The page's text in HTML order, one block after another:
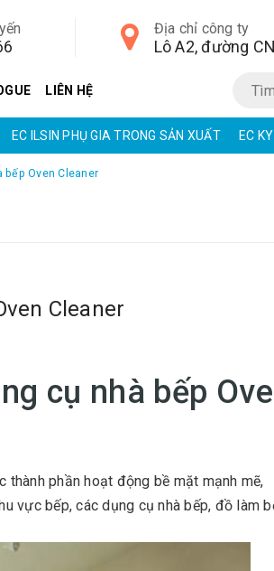
Địa chỉ công ty
LIÊN HỆ
EC ILSIN PHỤ GIA TRONG SẢN XUẤT EC
Oven Cleaner
Cleaner
cụ nhà bếp
thành phần hoạt động bề mặt mạnh mẽ,
vực bếp, các dụng cụ nhà bếp, đồ làm